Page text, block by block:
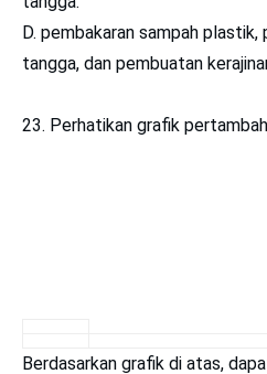
D. pembakaran sampah plastik,
tangga, dan pembuatan
23. Perhatikan grafik
Berdasarkan grafik di atas,